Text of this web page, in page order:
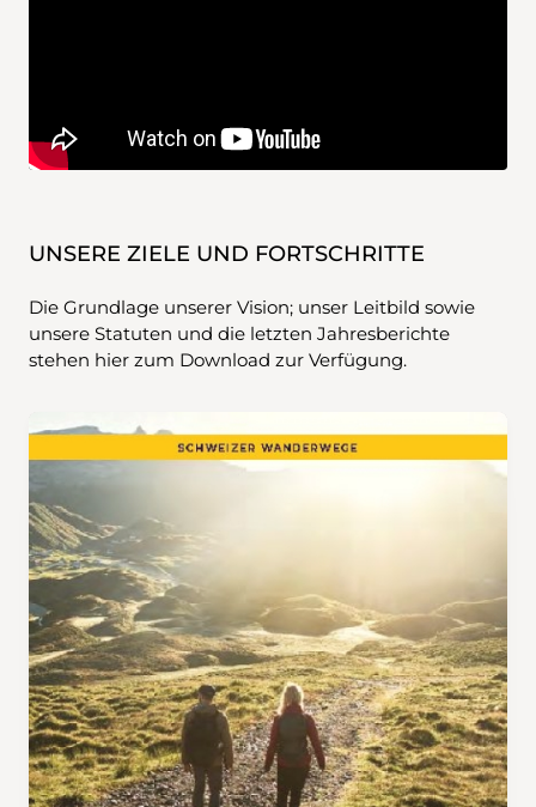
UNSERE ZIELE UND FORTSCHRITTE
Die Grundlage unserer Vision; unser Leitbild sowie
unsere Statuten und die letzten Jahresberichte
stehen hier zum Download zur Verfügung.